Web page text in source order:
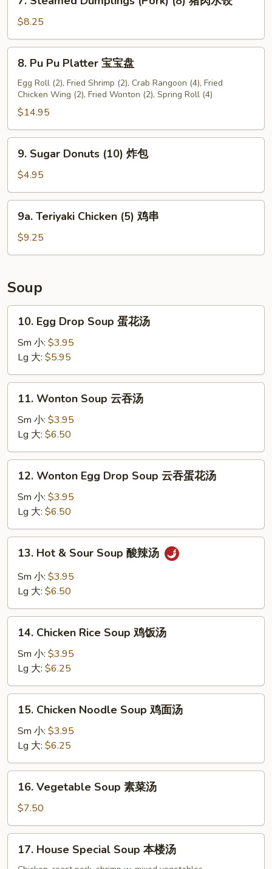
Steamed
Dumplings
(Pork)
(8)
$8.25
Pu
Pu
Platter
宝
盘
8. Pu Pu Platter 宝宝盘
Egg Roll (2), Fried Shrimp (2), Crab Rangoon (4), Fried
Chicken Wing (2), Fried Wonton (2), Spring Roll (4)
$14.95
Sugar
Donuts
(10)
炸
9. Sugar Donuts (10) 炸包
$4.95
Teriyaki
Chicken
(5)
串
9a. Teriyaki Chicken (5) 鸡串
$9.25
Soup
Egg
Drop
Soup
蛋
花
10. Egg Drop Soup 蛋花汤
Sm 小: $3.95
Lg 大: $5.95
Wonton
Soup
吞
汤
11. Wonton Soup 云吞汤
Sm 小: $3.95
Lg 大: $6.50
Wonton
Egg
Drop
Soup
云
12. Wonton Egg Drop Soup 云吞蛋花汤
Sm 小: $3.95
Lg 大: $6.50
Hot
Sour
酸
13. Hot & Sour Soup 酸辣汤
Sm 小: $3.95
Lg 大: $6.50
Chicken
Rice
Soup
鸡
饭
14. Chicken Rice Soup 鸡饭汤
Sm 小: $3.95
Lg 大: $6.25
Chicken
Noodle
Soup
鸡
面
15. Chicken Noodle Soup 鸡面汤
Sm 小: $3.95
Lg 大: $6.25
Vegetable
Soup
素
菜
16. Vegetable Soup 素菜汤
$7.50
House
17. House Special Soup 本楼汤